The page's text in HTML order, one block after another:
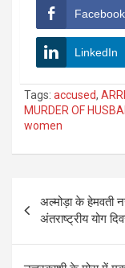
Facebook
LinkedIn
Tags: accused,
MURDER OF
women
navigation
अल्मोड़ा के हेमवती
अंतराष्ट्रीय योग